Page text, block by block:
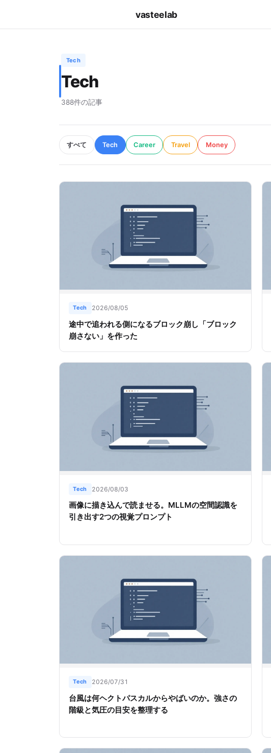
vasteelab
Tech
Tech
388件の記事
すべて Tech Career Travel Money
Tech 2026/08/05
途中で追われる側になるブロック崩し「ブロック
崩さない」を作った
Tech 2026/08/03
画像に描き込んで読ませる。MLLMの空間認識を
引き出す2つの視覚プロンプト
Tech 2026/07/31
台風は何ヘクトパスカルからやばいのか。強さの
階級と気圧の目安を整理する